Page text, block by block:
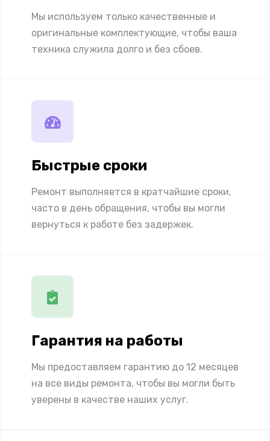
Мы используем только качественные и
оригинальные комплектующие, чтобы ваша
техника служила долго и без сбоев.
Быстрые сроки
Ремонт выполняется в кратчайшие сроки,
часто в день обращения, чтобы вы могли
вернуться к работе без задержек.
Гарантия на работы
Мы предоставляем гарантию до 12 месяцев
на все виды ремонта, чтобы вы могли быть
уверены в качестве наших услуг.